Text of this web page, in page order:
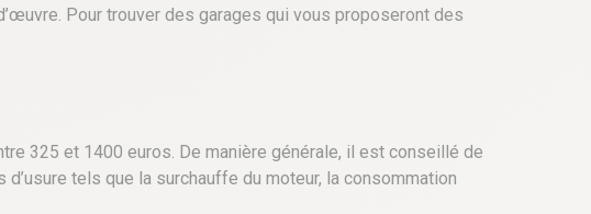
Pour trouver des garages qui vous proposeront des
325 et 1400 euros. De manière générale, il est conseillé de
tels que la surchauffe du moteur, la consommation